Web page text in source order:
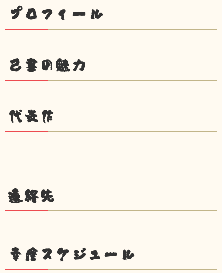
プロフィール
己書の魅力
代表作
連絡先
幸座スケジュール